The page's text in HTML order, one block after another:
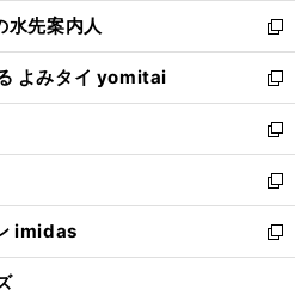
く
ド
ウ
で
開
く
ィ
ン
ド
ウ
で
開
く
し
い
ウ
ィ
ン
ド
ウ
で
開
く
水先案内人
新
し
い
ウ
ィ
ン
ド
ウ
で
開
よみタイ yomitai
新
し
い
ウ
ィ
ン
ド
ウ
新
し
い
ウ
ィ
ン
新
し
い
ウ
imidas
新
し